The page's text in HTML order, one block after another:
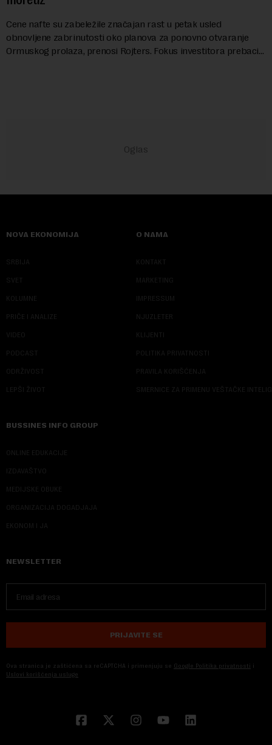
Cene nafte su zabeležile značajan rast u petak usled
obnovljene zabrinutosti oko planova za ponovno otvaranje
Ormuskog prolaza, prenosi Rojters. Fokus investitora prebacio
NOVA EKONOMIJA
SRBIJA
SVET
KOLUMNE
PRIČE I ANALIZE
VIDEO
PODCAST
ODRŽIVOST
LEPŠI ŽIVOT
O NAMA
KONTAKT
MARKETING
IMPRESSUM
NJUZLETER
KLIJENTI
POLITIKA PRIVATNOSTI
PRAVILA KORIŠĆENJA
SMERNICE ZA PRIMENU VEŠTAČKE
BUSSINES INFO GROUP
ONLINE EDUKACIJE
IZDAVAŠTVO
MEDIJSKE OBUKE
ORGANIZACIJA DOGADJAJA
EKONOM I JA
NEWSLETTER
PRIJAVITE SE
Ova stranica je zaštićena sa reCAPTCHA i primenjuju se Google Politika privatnosti i
Uslovi korišćenja usluge